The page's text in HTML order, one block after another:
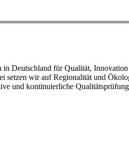
Deutschland für Qualität,
setzen wir auf Regionalität und
und kontinuierliche